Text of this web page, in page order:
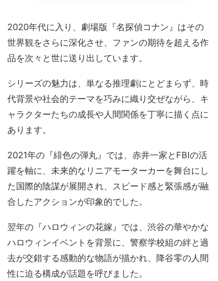
2020年代に入り、劇場版『名探偵コナン』はその
世界観をさらに深化させ、ファンの期待を超える作
品を次々と世に送り出しています。
シリーズの魅力は、単なる推理劇にとどまらず、時
代背景や社会的テーマを巧みに織り交ぜながら、キ
ャラクターたちの成長や人間関係を丁寧に描く点に
あります。
2021年の『緋色の弾丸』では、赤井一家とFBIの活
躍を軸に、未来的なリニアモーターカーを舞台にし
た国際的陰謀が展開され、スピード感と緊張感が融
合したアクションが印象的でした。
翌年の『ハロウィンの花嫁』では、渋谷の華やかな
ハロウィンイベントを背景に、警察学校組の絆と過
去が交錯する感動的な物語が描かれ、降谷零の人間
性に迫る構成が話題を呼びました。